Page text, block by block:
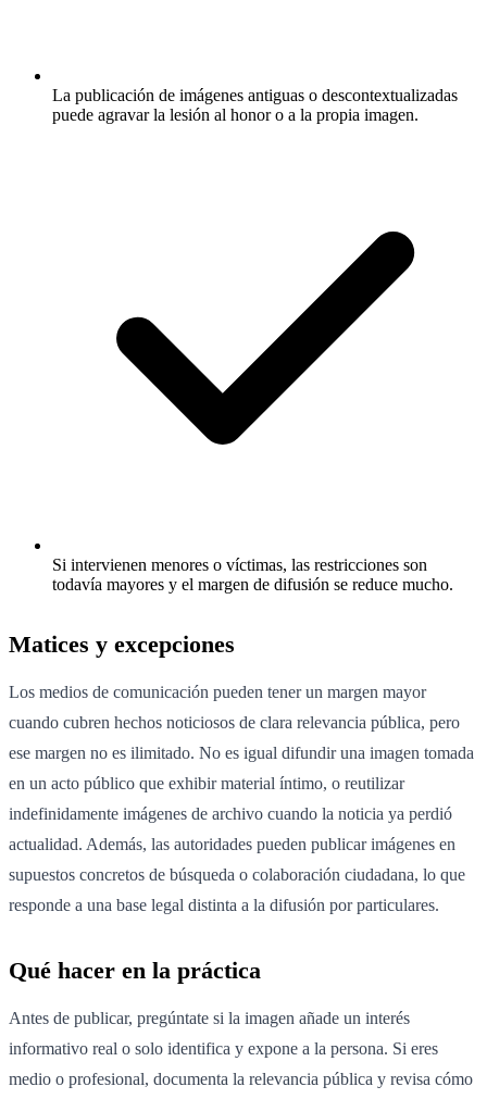
La publicación de imágenes antiguas o descontextualizadas
puede agravar la lesión al honor o a la propia imagen.
Si intervienen menores o víctimas, las restricciones son
todavía mayores y el margen de difusión se reduce mucho.
Matices y excepciones
Los medios de comunicación pueden tener un margen mayor
cuando cubren hechos noticiosos de clara relevancia pública, pero
ese margen no es ilimitado. No es igual difundir una imagen tomada
en un acto público que exhibir material íntimo, o reutilizar
indefinidamente imágenes de archivo cuando la noticia ya perdió
actualidad. Además, las autoridades pueden publicar imágenes en
supuestos concretos de búsqueda o colaboración ciudadana, lo que
responde a una base legal distinta a la difusión por particulares.
Qué hacer en la práctica
Antes de publicar, pregúntate si la imagen añade un interés
informativo real o solo identifica y expone a la persona. Si eres
medio o profesional, documenta la relevancia pública y revisa cómo